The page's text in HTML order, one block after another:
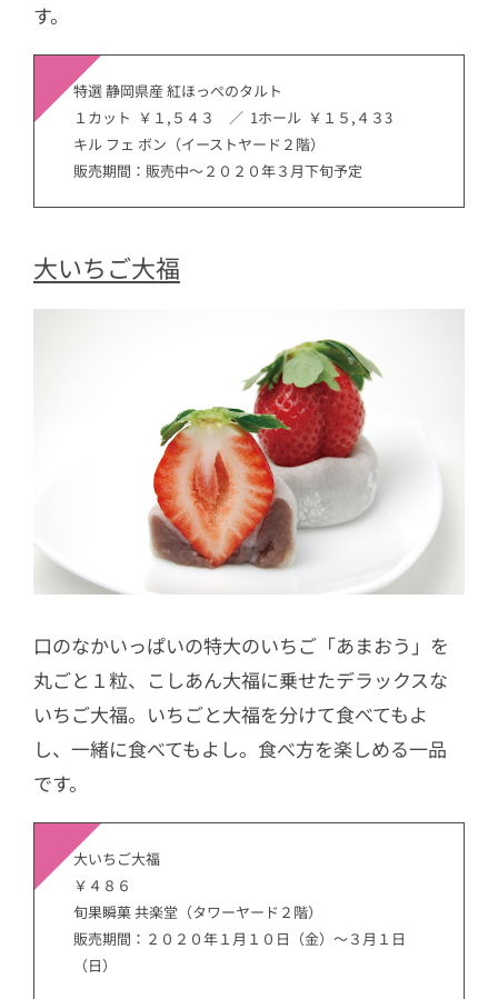
す。
特選 静岡県産 紅ほっぺのタルト
１カット ￥１,５４３ ／ 1ホール ￥１５,４３3
キル フェ ボン（イーストヤード２階）
販売期間：販売中～２０２０年３月下旬予定
大いちご大福
口のなかいっぱいの特大のいちご「あまおう」を
丸ごと１粒、こしあん大福に乗せたデラックスな
いちご大福。いちごと大福を分けて食べてもよ
し、一緒に食べてもよし。食べ方を楽しめる一品
です。
大いちご大福
￥４８６
旬果瞬菓 共楽堂（タワーヤード２階）
販売期間：２０２０年１月１０日（金）～３月１日
（日）